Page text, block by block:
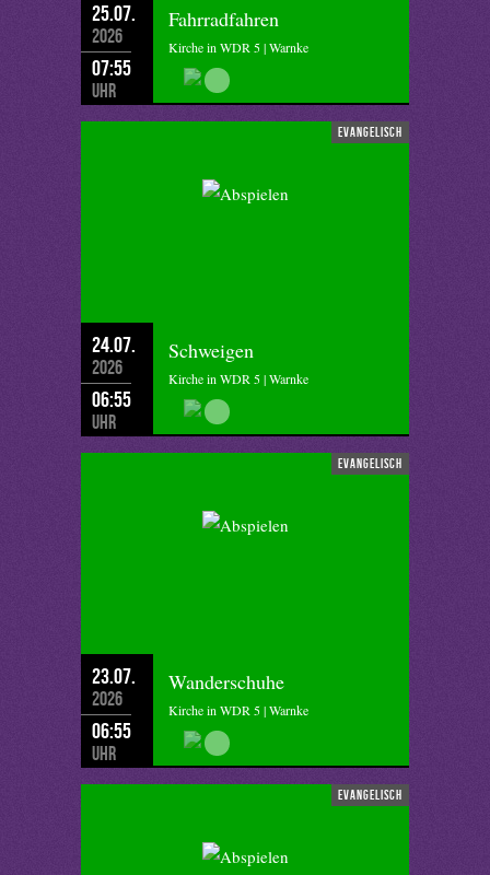
25.07.
2026
07:55
Uhr
Fahrradfahren
Kirche in WDR 5 | Warnke
evangelisch
24.07.
2026
06:55
Uhr
Schweigen
Kirche in WDR 5 | Warnke
evangelisch
23.07.
2026
06:55
Uhr
Wanderschuhe
Kirche in WDR 5 | Warnke
evangelisch